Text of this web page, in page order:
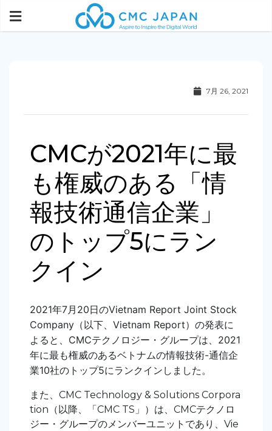
7月 26, 2021
CMCが2021年に最
も権威のある「情
報技術通信企業」
のトップ5にラン
クイン
2021年7月20日のVietnam Report Joint Stock
Company（以下、Vietnam Report）の発表に
よると、CMCテクノロジー・グループは、2021
年に最も権威のあるベトナムの情報技術-通信企
業10社のトップ5にランクインしました。
また、CMC Technology & Solutions Corpora
tion（以降、「CMC TS」）は、CMCテクノロ
ジー・グループのメンバーユニットであり、Vie